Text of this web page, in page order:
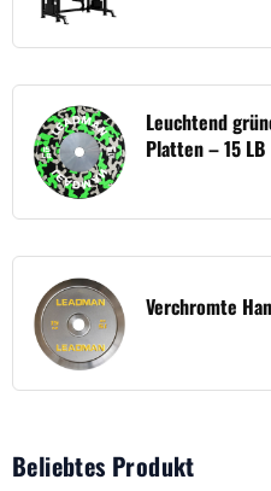
Leuchtend
Platten – 15 LB
Verchromte
Beliebtes Produkt